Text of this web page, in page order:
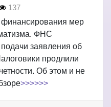
137
финансирования мер
ФНС
заявления об
продлили
Об этом и не
>>>>>>